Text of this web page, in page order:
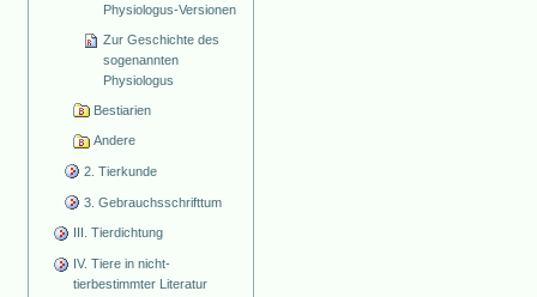
Physiologus-Versionen
Zur Geschichte des
sogenannten
Physiologus
Bestiarien
Andere
2. Tierkunde
3. Gebrauchsschrifttum
III. Tierdichtung
IV. Tiere in nicht-
tierbestimmter Literatur